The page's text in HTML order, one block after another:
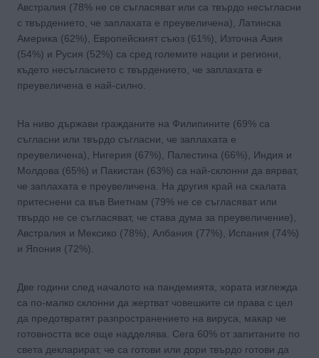
Австралия (78% не се съгласяват или са твърдо несъгласни
с твърдението, че заплахата е преувеличена), Латинска
Америка (62%), Европейският съюз (61%), Източна Азия
(54%) и Русия (52%) са сред големите нации и региони,
където несъгласието с твърдението, че заплахата е
преувеличена е най-силно.
На ниво държави гражданите на Филипините (69% са
съгласни или твърдо съгласни, че заплахата е
преувеличена), Нигерия (67%), Палестина (66%), Индия и
Молдова (65%) и Пакистан (63%) са най-склонни да вярват,
че заплахата е преувеличена. На другия край на скалата
притеснени са във Виетнам (79% не се съгласяват или
твърдо не се съгласяват, че става дума за преувеличение),
Австралия и Мексико (78%), Албания (77%), Испания (74%)
и Япония (72%).
Две години след началото на пандемията, хората изглежда
са по-малко склонни да жертват човешките си права с цел
да предотвратят разпространението на вируса, макар че
готовността все още надделява. Сега 60% от запитаните по
света декларират, че са готови или дори твърдо готови да